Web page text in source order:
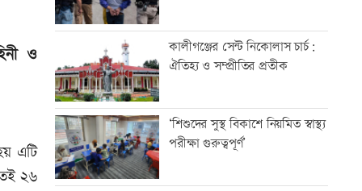
ও
এটি
২৬
কালীগঞ্জের সেন্ট নিকোলাস চার্চ:
ঐতিহ্য ও সম্প্রীতির প্রতীক
‘শিশুদের সুস্থ বিকাশে নিয়মিত স্বাস্থ্য
পরীক্ষা গুরুত্বপূর্ণ’